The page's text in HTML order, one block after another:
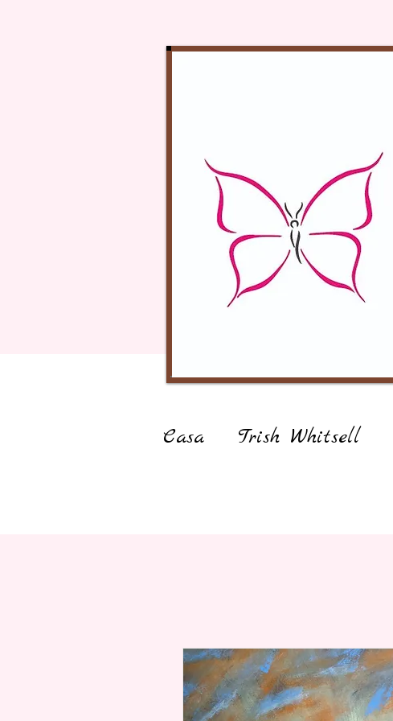
Casa Trish Whitsell